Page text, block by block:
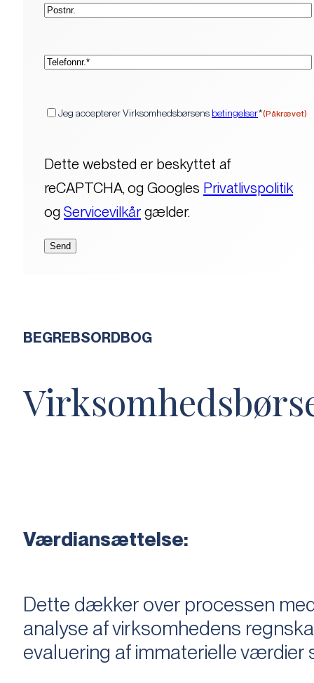
Telefon*
Jeg accepterer Virksomhedsbørsens betingelser*(Påkrævet)
Dette websted er beskyttet af
reCAPTCHA, og Googles Privatlivspolitik
og Servicevilkårgælder.
BEGREBSORDBOG
Værdiansættelse:
Dette dækker over processen
analyse af virksomhedens
evaluering af immaterielle